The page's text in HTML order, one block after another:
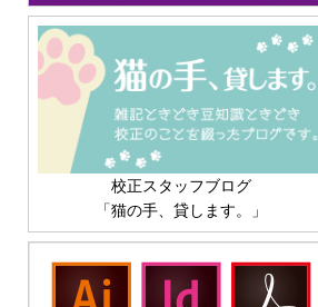
校正スタッフブログ
「猫の手、貸します。」